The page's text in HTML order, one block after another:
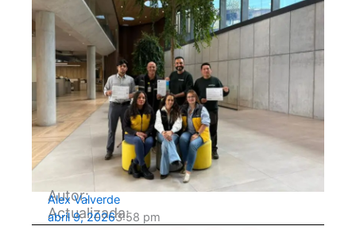
Autor:
Alex Valverde
Actualizada:
abril 9, 20263:58 pm